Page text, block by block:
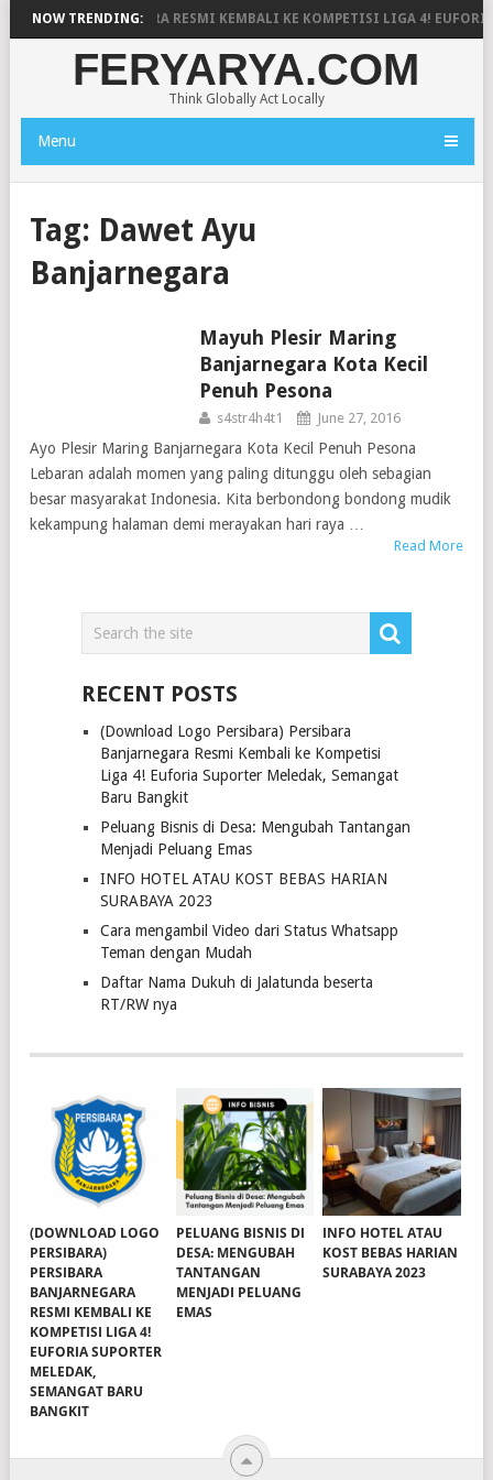
NOW TRENDING:
BANJARNEGARA RESMI KEMBALI KE KOMPETISI LIGA 4!
FERYARYA.COM
Think Globally Act Locally
Menu
Tag: Dawet Ayu
Banjarnegara
Mayuh Plesir Maring
Banjarnegara Kota Kecil
Penuh Pesona
s4str4h4t1 June 27, 2016
Ayo Plesir Maring Banjarnegara Kota Kecil Penuh Pesona
Lebaran adalah momen yang paling ditunggu oleh sebagian
besar masyarakat Indonesia. Kita berbondong bondong mudik
kekampung halaman demi merayakan hari raya …
Read More
RECENT POSTS
(Download Logo Persibara) Persibara
Banjarnegara Resmi Kembali ke Kompetisi
Liga 4! Euforia Suporter Meledak, Semangat
Baru Bangkit
Peluang Bisnis di Desa: Mengubah Tantangan
Menjadi Peluang Emas
INFO HOTEL ATAU KOST BEBAS HARIAN
SURABAYA 2023
Cara mengambil Video dari Status Whatsapp
Teman dengan Mudah
Daftar Nama Dukuh di Jalatunda beserta
RT/RW nya
(DOWNLOAD LOGO
PERSIBARA)
PERSIBARA
BANJARNEGARA
RESMI KEMBALI KE
KOMPETISI LIGA 4!
EUFORIA SUPORTER
MELEDAK,
SEMANGAT BARU
BANGKIT
PELUANG BISNIS DI
DESA: MENGUBAH
TANTANGAN
MENJADI PELUANG
EMAS
INFO HOTEL ATAU
KOST BEBAS HARIAN
SURABAYA 2023